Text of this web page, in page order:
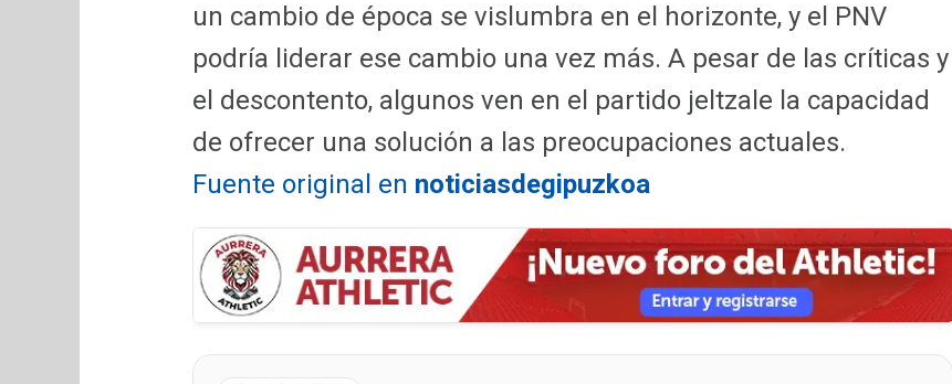
un cambio de época se vislumbra en el horizonte, y el PNV
podría liderar ese cambio una vez más. A pesar de las críticas y
el descontento, algunos ven en el partido jeltzale la capacidad
de ofrecer una solución a las preocupaciones actuales.
Fuente original en noticiasdegipuzkoa